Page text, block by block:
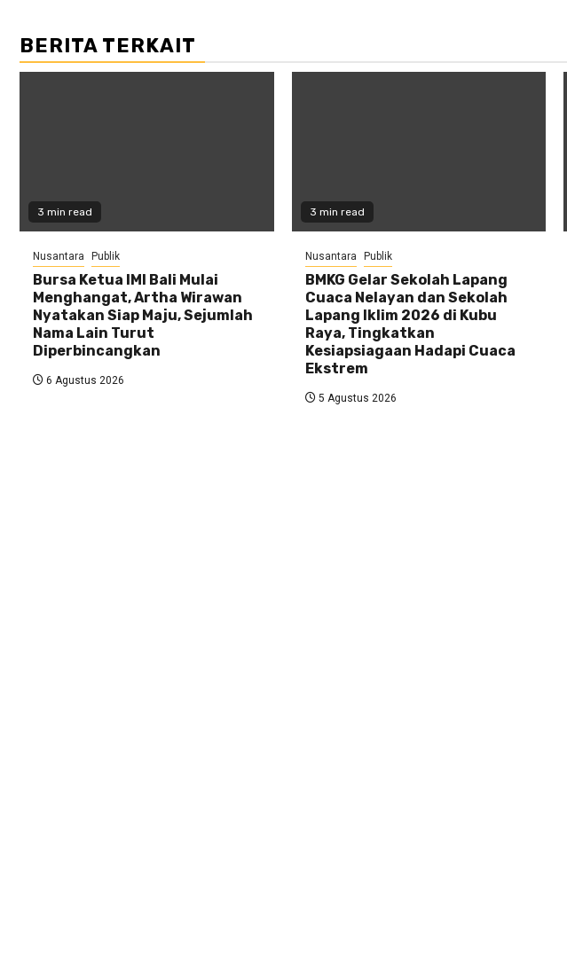
BERITA TERKAIT
3 min read
Nusantara Publik
Bursa Ketua IMI Bali Mulai
Menghangat, Artha Wirawan
Nyatakan Siap Maju, Sejumlah
Nama Lain Turut
Diperbincangkan
6 Agustus 2026
3 min read
Nusantara Publik
BMKG Gelar Sekolah Lapang
Cuaca Nelayan dan Sekolah
Lapang Iklim 2026 di Kubu
Raya, Tingkatkan
Kesiapsiagaan Hadapi Cuaca
Ekstrem
5 Agustus 2026